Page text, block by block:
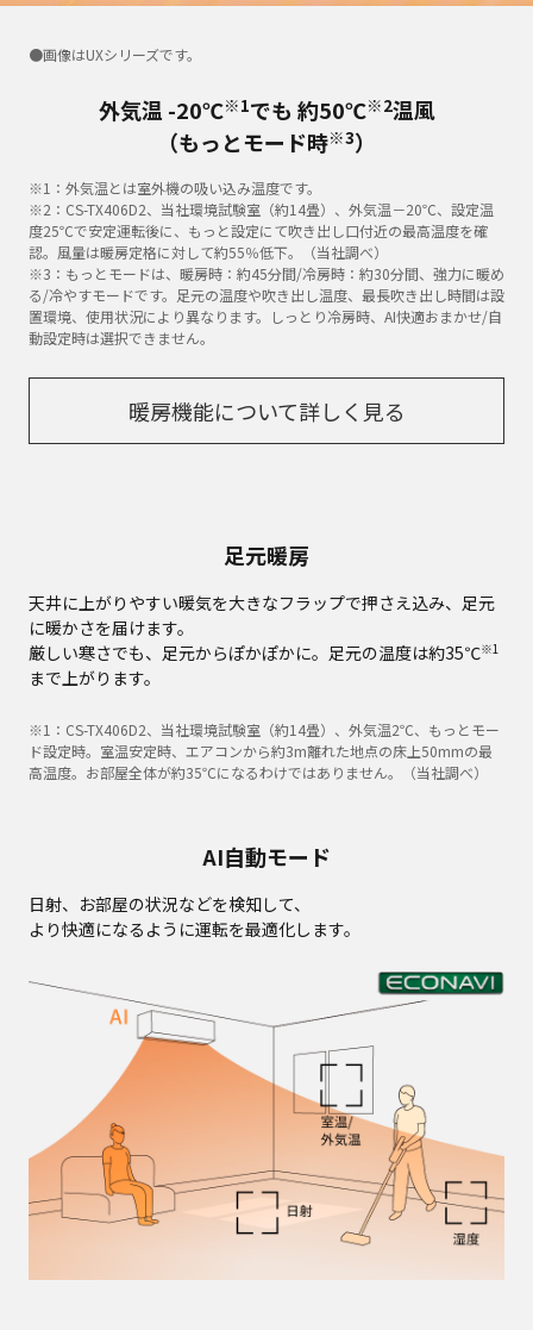
●画像はUXシリーズです。
外気温 -20℃※1でも 約50℃※2温風
（もっとモード時※3）
※1：外気温とは室外機の吸い込み温度です。
※2：CS-TX406D2、当社環境試験室（約14畳）、外気温－20℃、設定温
度25℃で安定運転後に、もっと設定にて吹き出し口付近の最高温度を確
認。風量は暖房定格に対して約55％低下。（当社調べ）
※3：もっとモードは、暖房時：約45分間/冷房時：約30分間、強力に暖め
る/冷やすモードです。足元の温度や吹き出し温度、最長吹き出し時間は設
置環境、使用状況により異なります。しっとり冷房時、AI快適おまかせ/自
動設定時は選択できません。
暖房機能について詳しく見る
足元暖房
天井に上がりやすい暖気を大きなフラップで押さえ込み、足元
に暖かさを届けます。
厳しい寒さでも、足元からぽかぽかに。足元の温度は約35℃※1
まで上がります。
※1：CS-TX406D2、当社環境試験室（約14畳）、外気温2℃、もっとモー
ド設定時。室温安定時、エアコンから約3m離れた地点の床上50mmの最
高温度。お部屋全体が約35℃になるわけではありません。（当社調べ）
AI自動モード
日射、お部屋の状況などを検知して、
より快適になるように運転を最適化します。